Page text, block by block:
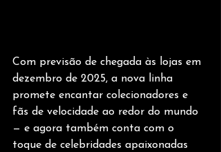
Com previsão de chegada às lojas em
dezembro de 2025, a nova linha
promete encantar colecionadores e
fãs de velocidade ao redor do mundo
— e agora também conta com o
toque de celebridades apaixonadas